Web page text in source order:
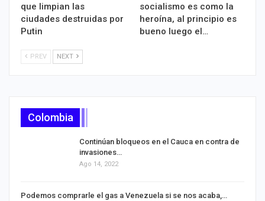
que limpian las
ciudades destruidas por
Putin
socialismo es como la
heroína, al principio es
bueno luego el…
PREV NEXT
Colombia
Continúan bloqueos en el Cauca en contra de
invasiones…
Ago 14, 2022
Podemos comprarle el gas a Venezuela si se nos acaba,…